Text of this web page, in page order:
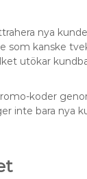
nya
som kanske
utökar
koder
inte bara nya